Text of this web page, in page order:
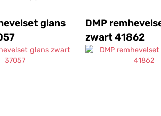
SP RST 50 H2O 2T E2 '08-'09
SP RST 50 H2O 2T E2 '10-'17
ST 125 H2O 4T E3 '08-'13
ST 200 H2O 4T E3 '08-'11
VX 125 H2O 4T E2 '05-'06
glans
DMP
zwart 41862